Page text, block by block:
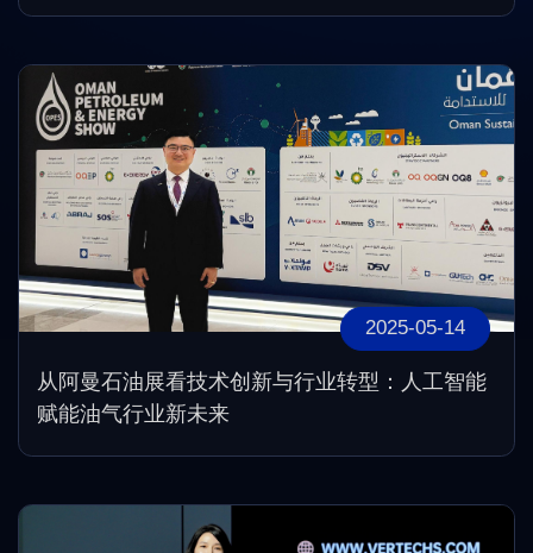
2025-05-14
从阿曼石油展看技术创新与行业转型：人工智能
赋能油气行业新未来